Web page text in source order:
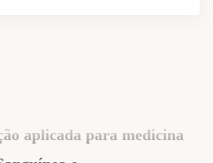
aplicada para medicina